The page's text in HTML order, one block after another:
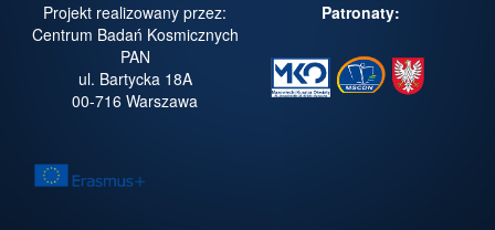
Projekt realizowany przez:
Centrum Badań Kosmicznych
PAN
ul. Bartycka 18A
00-716 Warszawa
Patronaty: